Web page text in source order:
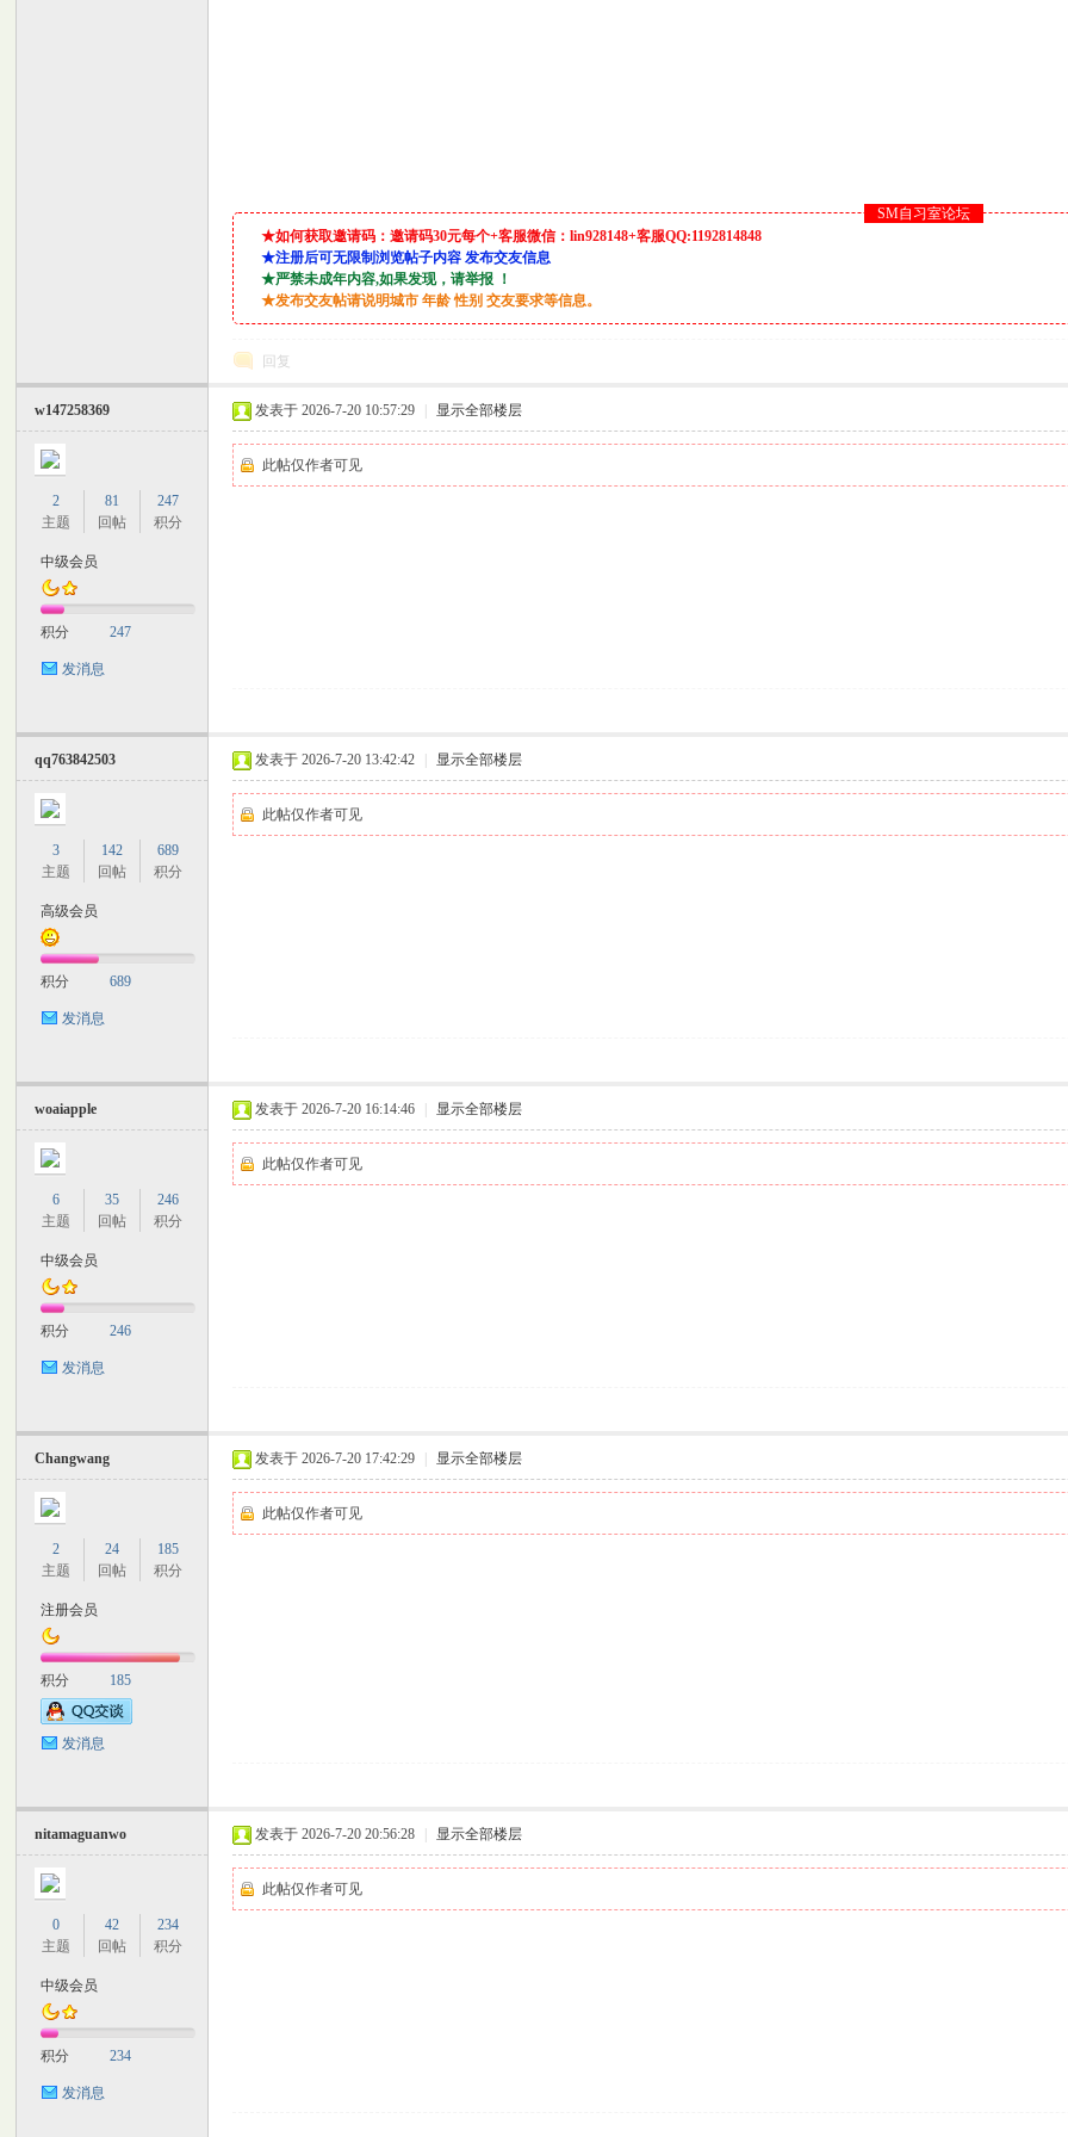
SM自习室论坛
★如何获取邀请码：邀请码30元每个+客服微信：lin928148+客服QQ:1192814848
★注册后可无限制浏览帖子内容 发布交友信息
★严禁未成年内容,如果发现，请举报 ！
★发布交友帖请说明城市 年龄 性别 交友要求等信息。
回复
w147258369
2
主题
81
回帖
247
积分
中级会员
积分 247
发消息
发表于 2026-7-20 10:57:29 显示全部楼层
此帖仅作者可见
qq763842503
3
主题
142
回帖
689
积分
高级会员
积分 689
发消息
发表于 2026-7-20 13:42:42 显示全部楼层
此帖仅作者可见
woaiapple
6
主题
35
回帖
246
积分
中级会员
积分 246
发消息
发表于 2026-7-20 16:14:46 显示全部楼层
此帖仅作者可见
Changwang
2
主题
24
回帖
185
积分
注册会员
积分 185
发消息
发表于 2026-7-20 17:42:29 显示全部楼层
此帖仅作者可见
nitamaguanwo
0
主题
42
回帖
234
积分
中级会员
积分 234
发消息
发表于 2026-7-20 20:56:28 显示全部楼层
此帖仅作者可见